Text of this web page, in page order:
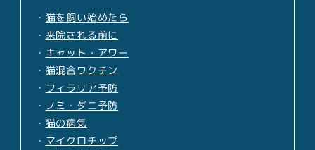
・ 猫を飼い始めたら
・ 来院される前に
・ キャット・アワー
・ 猫混合ワクチン
・ フィラリア予防
・ ノミ・ダニ予防
・ 猫の病気
・ マイクロチップ